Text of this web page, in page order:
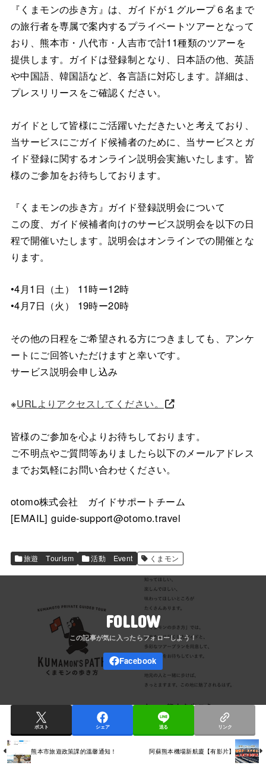
『くまモンの歩き方』は、ガイドが１グループ６名まで
の旅行者を専属で案内するプライベートツアーとなって
おり、熊本市・八代市・人吉市で計11種類のツアーを
提供します。ガイドは登録制となり、日本語の他、英語
や中国語、韓国語など、各言語に対応します。詳細は、
プレスリリースをご確認ください。
ガイドとして皆様にご活躍いただきたいと考えており、
当サービスにごガイド候補者のために、当サービスとガ
イド登録に関するオンライン説明会実施いたします。皆
様のご参加をお待ちしております。
『くまモンの歩き方』ガイド登録説明会について
この度、ガイド候補者向けのサービス説明会を以下の日
程で開催いたします。説明会はオンラインでの開催とな
ります。
•4月1日（土） 11時ー12時
•4月7日（火） 19時ー20時
その他の日程をご希望される方につきましても、アンケ
ートにご回答いただけますと幸いです。
サービス説明会申し込み
※URLよりアクセスしてください。
皆様のご参加を心よりお待ちしております。
ご不明点やご質問等ありましたら以下のメールアドレス
までお気軽にお問い合わせください。
otomo株式会社 ガイドサポートチーム
[EMAIL] guide-support@otomo.travel
旅遊 Tourism 活動 Event くまモン
FOLLOW
ポスト シェア 送る リンク
熊本市旅遊政策課的溫馨通知！ 阿蘇熊本機場新航廈【有影片】